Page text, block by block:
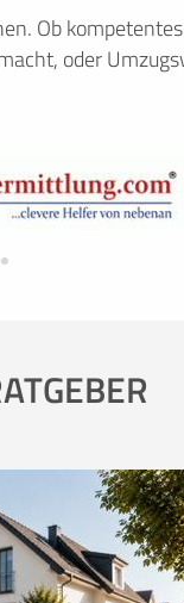
Ob
oder